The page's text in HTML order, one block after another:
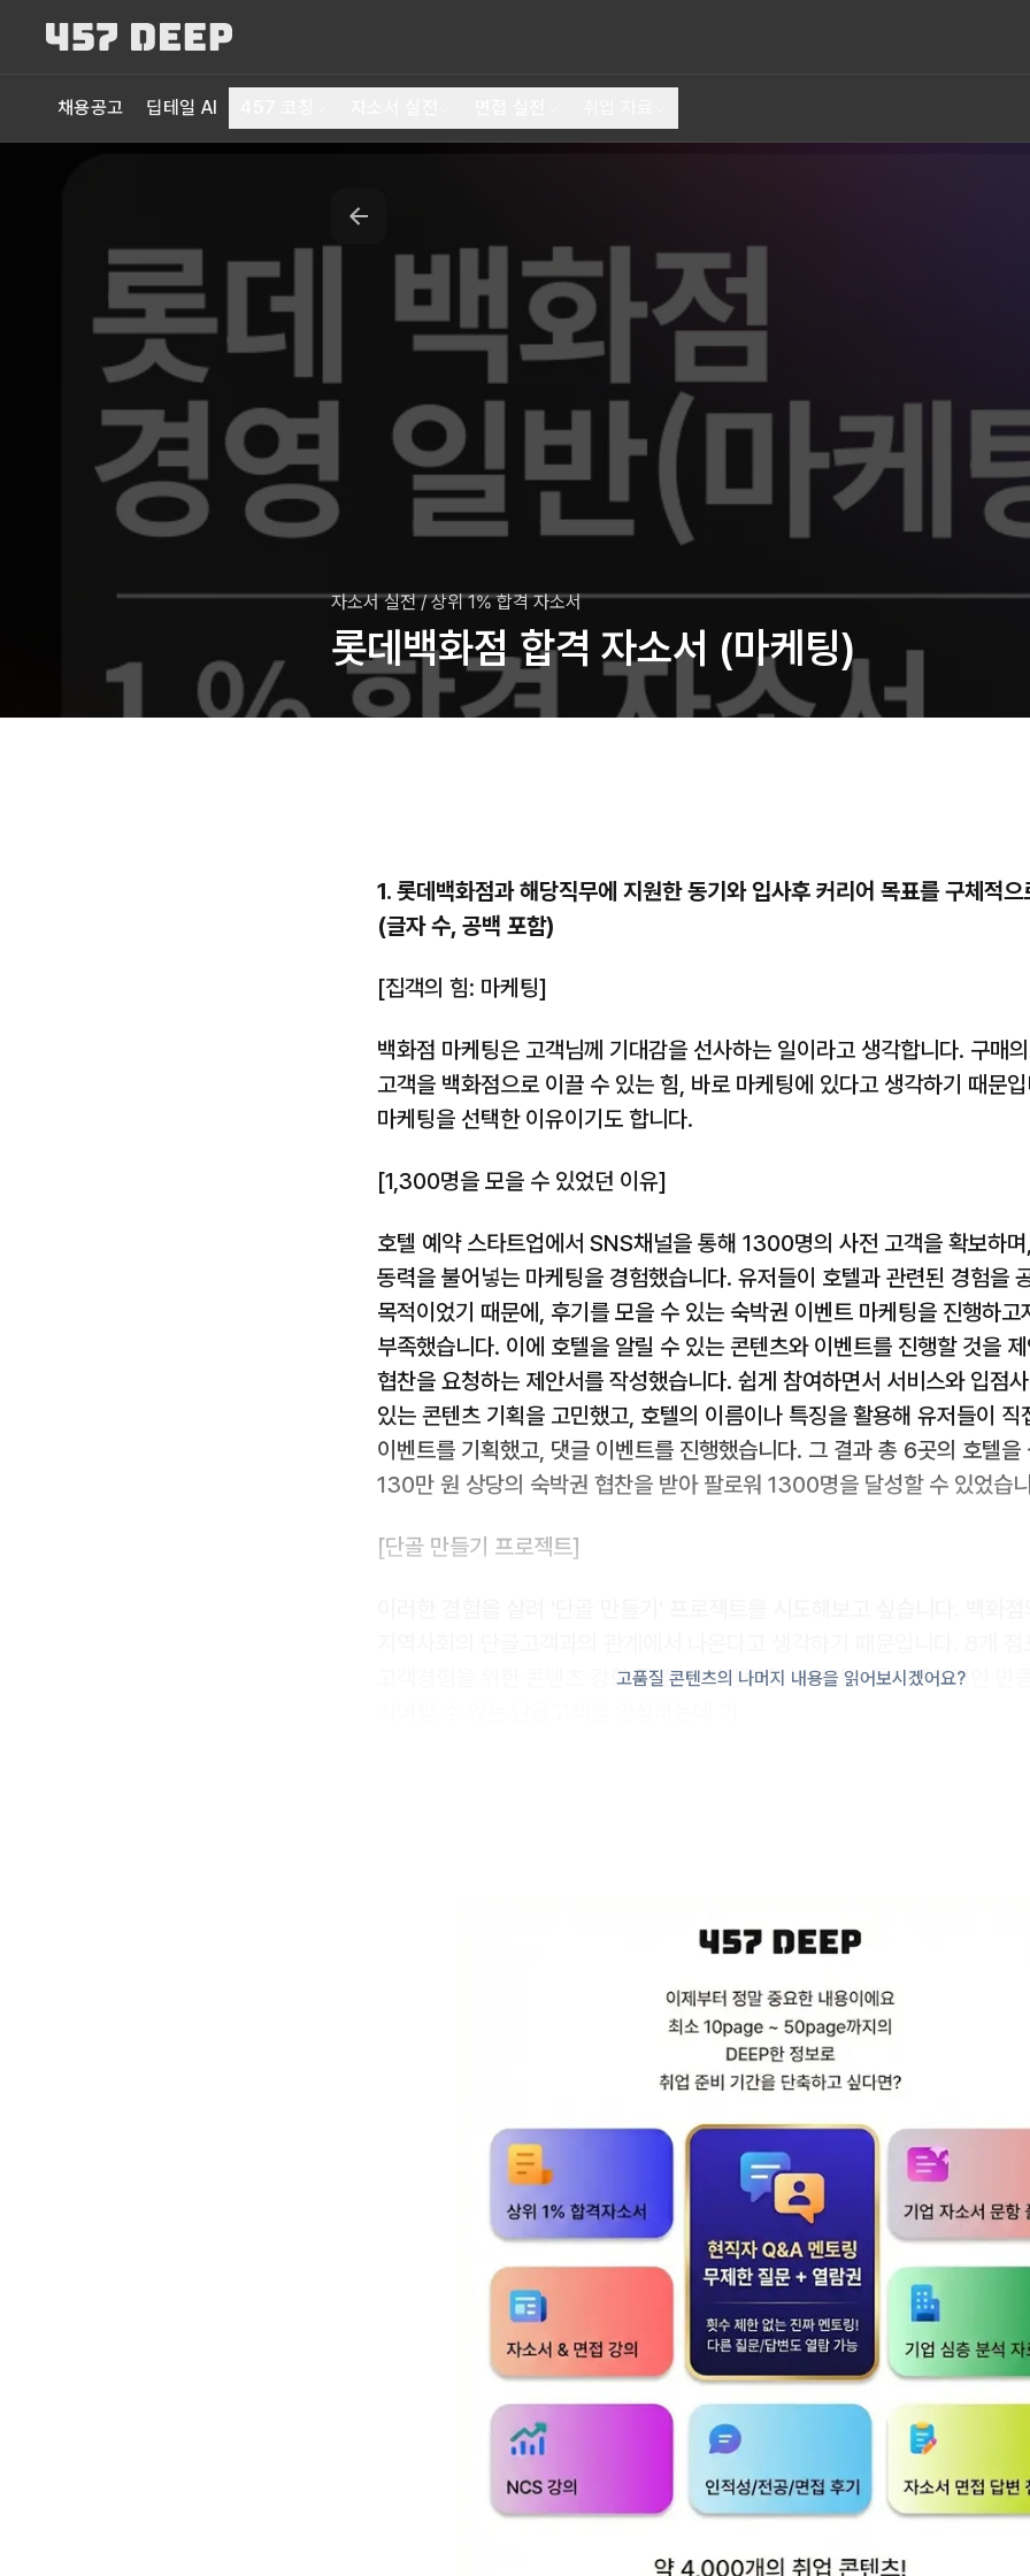
채용공고 딥테일 AI
자소서 실전/상위 1% 합격 자소서
롯데백화점 합격 자소서 (마케팅)
1. 롯데백화점과 해당직무에 지원한 동기와 입사후 커리어 목표를 구체적
(글자 수, 공백 포함)
[집객의 힘: 마케팅]
백화점 마케팅은 고객님께 기대감을 선사하는 일이라고 생각합니다. 구매
고객을 백화점으로 이끌 수 있는 힘, 바로 마케팅에 있다고 생각하기 때문
마케팅을 선택한 이유이기도 합니다.
[1,300명을 모을 수 있었던 이유]
호텔 예약 스타트업에서 SNS채널을 통해 1300명의 사전 고객을 확보하며
동력을 불어넣는 마케팅을 경험했습니다. 유저들이 호텔과 관련된 경험을
목적이었기 때문에, 후기를 모을 수 있는 숙박권 이벤트 마케팅을 진행하고
부족했습니다. 이에 호텔을 알릴 수 있는 콘텐츠와 이벤트를 진행할 것을
협찬을 요청하는 제안서를 작성했습니다. 쉽게 참여하면서 서비스와 입점
있는 콘텐츠 기획을 고민했고, 호텔의 이름이나 특징을 활용해 유저들이 직
이벤트를 기획했고, 댓글 이벤트를 진행했습니다. 그 결과 총 6곳의 호텔을
130만 원 상당의 숙박권 협찬을 받아 팔로워 1300명을 달성할 수 있었습
[단골 만들기 프로젝트]
고객경험을 위한 콘텐츠 강화 등 점포 경쟁력을 높여가는 롯데백화점인 만
고품질 콘텐츠의 나머지 내용을 읽어보시겠어요?